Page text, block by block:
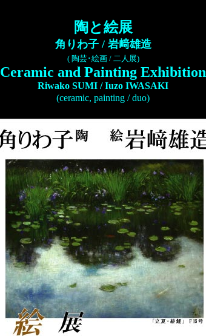
陶と絵展
角りわ子 / 岩﨑雄造
( 陶芸･絵画 / 二人展)
Ceramic and Painting Exhibition
Riwako SUMI / Iuzo IWASAKI
(ceramic, painting / duo)